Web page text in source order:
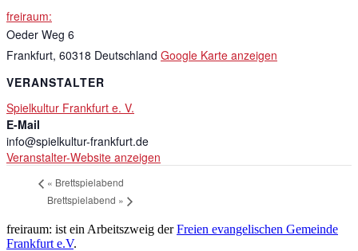
freiraum:
Oeder Weg 6
Frankfurt, 60318 Deutschland Google Karte anzeigen
VERANSTALTER
Spielkultur Frankfurt e. V.
E-Mail
info@spielkultur-frankfurt.de
Veranstalter-Website anzeigen
« Brettspielabend
Brettspielabend »
freiraum: ist ein Arbeitszweig derFreien evangelischen Gemeinde
Frankfurt e.V.